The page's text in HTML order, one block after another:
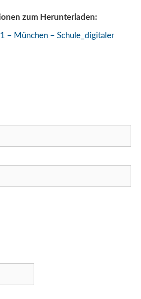
zum Herunterladen:
– München – Schule_digitaler